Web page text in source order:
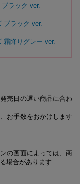
ラック ver.
ブラック ver.
霜降りグレー ver.
売日の遅い商品に合わ
お手数をおかけします
の画面によっては、商
場合があります